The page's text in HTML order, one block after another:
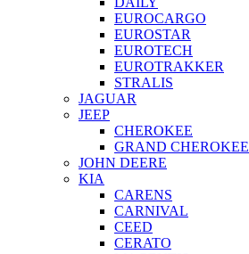
EUROCARGO
EUROSTAR
EUROTECH
EUROTRAKKER
STRALIS
JAGUAR
JEEP
CHEROKEE
GRAND CHEROKEE
JOHN DEERE
KIA
CARENS
CARNIVAL
CEED
CERATO